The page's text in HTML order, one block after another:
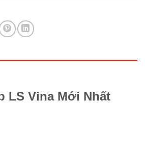
LS Vina Mới Nhất